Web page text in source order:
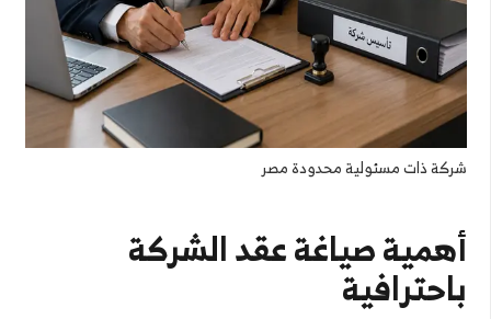
شركة ذات مسئولية محدودة مصر
أهمية صياغة عقد الشركة
باحترافية